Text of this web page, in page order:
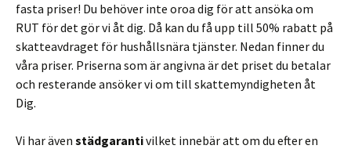
fasta priser! Du behöver inte oroa dig för att ansöka om
RUT för det gör vi åt dig. Då kan du få upp till 50% rabatt på
skatteavdraget för hushållsnära tjänster. Nedan finner du
våra priser. Priserna som är angivna är det priset du betalar
och resterande ansöker vi om till skattemyndigheten åt
Dig.
Vi har även städgarantivilket innebär att om du efter en